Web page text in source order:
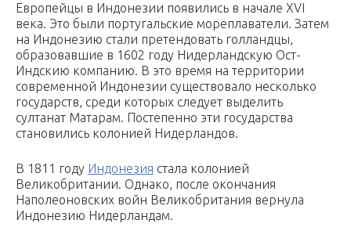
Европейцы в Индонезии появились в начале XVI
века. Это были португальские мореплаватели. Затем
на Индонезию стали претендовать голландцы,
образовавшие в 1602 году Нидерландскую Ост-
Индскию компанию. В это время на территории
современной Индонезии существовало несколько
государств, среди которых следует выделить
султанат Матарам. Постепенно эти государства
становились колонией Нидерландов.
В 1811 году Индонезия стала колонией
Великобритании. Однако, после окончания
Наполеоновских войн Великобритания вернула
Индонезию Нидерландам.